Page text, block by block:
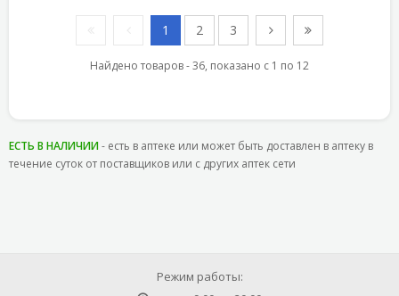
1 2 3
Найдено товаров - 36, показано с 1 по 12
ЕСТЬ В НАЛИЧИИ- есть в аптеке или может быть доставлен в аптеку в
течение суток от поставщиков или с других аптек сети
Режим работы: